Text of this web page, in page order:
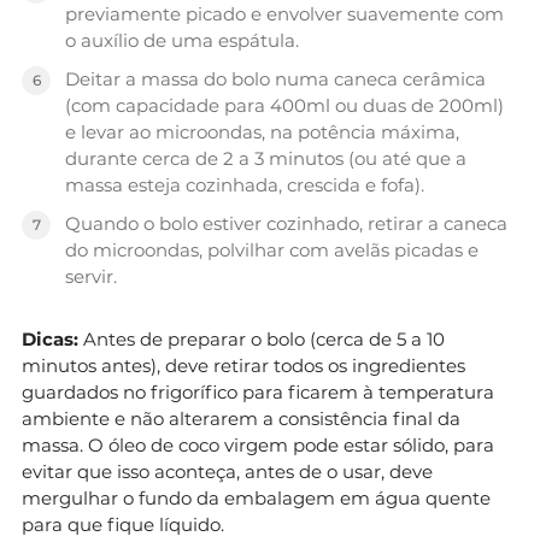
previamente picado e envolver suavemente com
o auxílio de uma espátula.
Deitar a massa do bolo numa caneca cerâmica
(com capacidade para 400ml ou duas de 200ml)
e levar ao microondas, na potência máxima,
durante cerca de 2 a 3 minutos (ou até que a
massa esteja cozinhada, crescida e fofa).
Quando o bolo estiver cozinhado, retirar a caneca
do microondas, polvilhar com avelãs picadas e
servir.
Dicas: Antes de preparar o bolo (cerca de 5 a 10
minutos antes), deve retirar todos os ingredientes
guardados no frigorífico para ficarem à temperatura
ambiente e não alterarem a consistência final da
massa. O óleo de coco virgem pode estar sólido, para
evitar que isso aconteça, antes de o usar, deve
mergulhar o fundo da embalagem em água quente
para que fique líquido.